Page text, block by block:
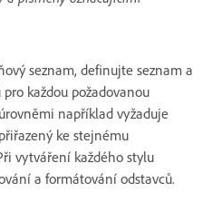
seznam, definujte seznam a
každou požadovanou
například vyžaduje
ke stejnému
vytváření každého stylu
a formátování odstavců.